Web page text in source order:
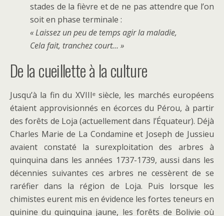
stades de la fièvre et de ne pas attendre que l’on
soit en phase terminale :
« Laissez un peu de temps agir la maladie,
Cela fait, tranchez court… »
De la cueillette à la culture
Jusqu’à la fin du XVIIIᵉ siècle, les marchés européens
étaient approvisionnés en écorces du Pérou, à partir
des forêts de Loja (actuellement dans l’Équateur). Déjà
Charles Marie de La Condamine et Joseph de Jussieu
avaient constaté la surexploitation des arbres à
quinquina dans les années 1737-1739, aussi dans les
décennies suivantes ces arbres ne cessèrent de se
raréfier dans la région de Loja. Puis lorsque les
chimistes eurent mis en évidence les fortes teneurs en
quinine du quinquina jaune, les forêts de Bolivie où